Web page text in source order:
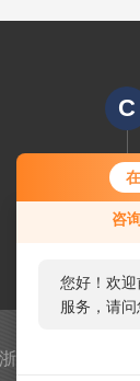
咨
您好！欢
服务，请
C
CODE